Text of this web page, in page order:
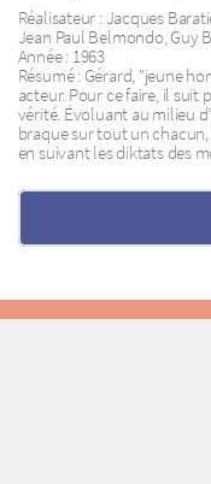
Réalisateur : Jacques
Jean Paul Belmondo, Guy
Année : 1963
Résumé : Gérard, "jeune
acteur. Pour ce faire, il
vérité. Évoluant au milieu
braque sur tout un
en suivant les diktats des